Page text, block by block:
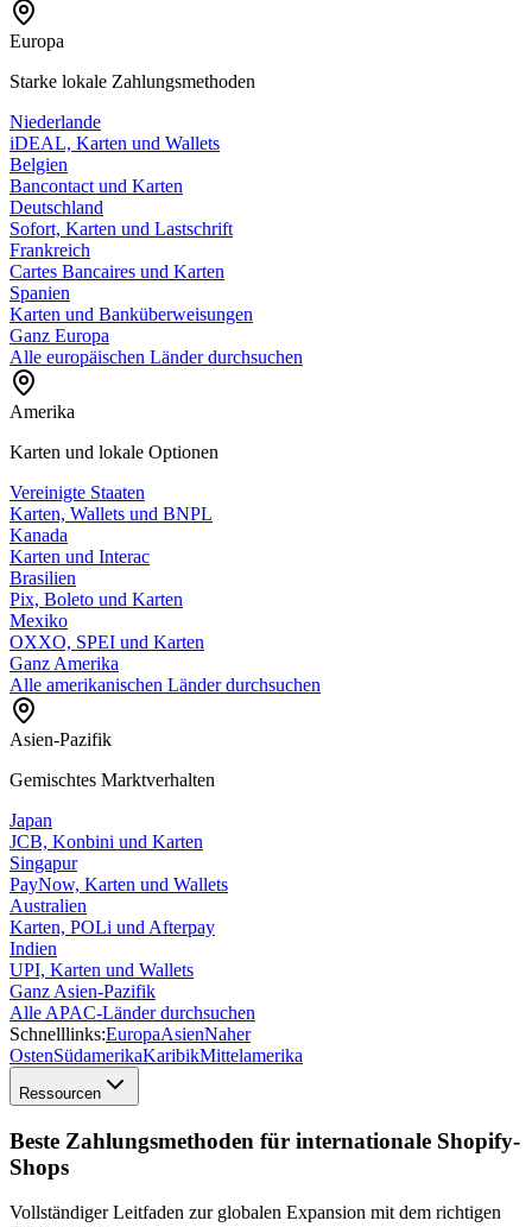
Europa
Starke lokale Zahlungsmethoden
Niederlande
iDEAL, Karten und Wallets
Belgien
Bancontact und Karten
Deutschland
Sofort, Karten und Lastschrift
Frankreich
Cartes Bancaires und Karten
Spanien
Karten und Banküberweisungen
Ganz Europa
Alle europäischen Länder durchsuchen
Amerika
Karten und lokale Optionen
Vereinigte Staaten
Karten, Wallets und BNPL
Kanada
Karten und Interac
Brasilien
Pix, Boleto und Karten
Mexiko
OXXO, SPEI und Karten
Ganz Amerika
Alle amerikanischen Länder durchsuchen
Asien-Pazifik
Gemischtes Marktverhalten
Japan
JCB, Konbini und Karten
Singapur
PayNow, Karten und Wallets
Australien
Karten, POLi und Afterpay
Indien
UPI, Karten und Wallets
Ganz Asien-Pazifik
Alle APAC-Länder durchsuchen
Schnelllinks:EuropaAsienNaher
OstenSüdamerikaKaribikMittelamerika
Ressourcen
Beste Zahlungsmethoden für internationale Shopify-
Shops
Vollständiger Leitfaden zur globalen Expansion mit dem richtigen